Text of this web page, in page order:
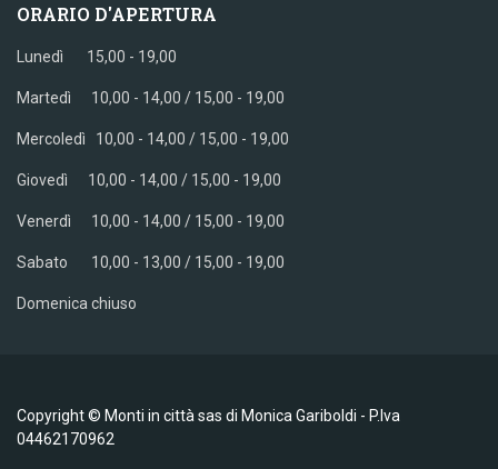
ORARIO D'APERTURA
Lunedì 15,00 - 19,00
Martedì 10,00 - 14,00 / 15,00 - 19,00
Mercoledì 10,00 - 14,00 / 15,00 - 19,00
Giovedì 10,00 - 14,00 / 15,00 - 19,00
Venerdì 10,00 - 14,00 / 15,00 - 19,00
Sabato 10,00 - 13,00 / 15,00 - 19,00
Domenica chiuso
Copyright © Monti in città sas di Monica Gariboldi - P.Iva
04462170962